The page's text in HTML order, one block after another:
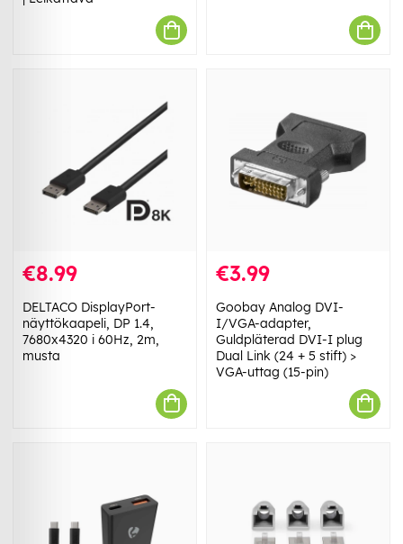
€8.99
DELTACO DisplayPort-
näyttökaapeli, DP 1.4,
7680x4320 i 60Hz, 2m,
musta
€3.99
Goobay Analog DVI-
I/VGA-adapter,
Guldpläterad DVI-I plug
Dual Link (24 + 5 stift) >
VGA-uttag (15-pin)